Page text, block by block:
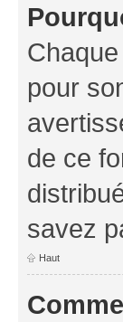
pour
de ce
savez
Haut